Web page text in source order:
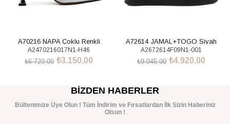
A70216 NAPA Çoklu Renkli
A2470216017N1-H46
₺3.150,00
₺6.720,00
A72614 JAMAL+TOGO Siyah
Sneakers Ayakkabı
A2672614F09N1-001
₺4.920,00
₺9.045,00
BIZDEN HABERLER
Bültenimize Üye Olun ! Tüm İndirim ve Fırsatlardan İlk Sizin Haberiniz
Olsun !